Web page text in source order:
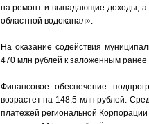
на ремонт и выпадающие доходы, а
областной водоканал».
На оказание содействия
470 млн рублей к заложенным
Финансовое обеспечение
возрастет на 148,5 млн рублей.
платежей региональной